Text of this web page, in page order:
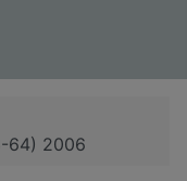
64) 2006